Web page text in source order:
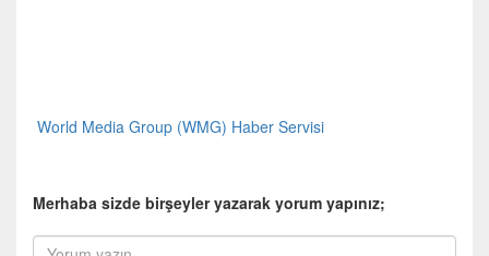
World Media Group (WMG) Haber Servisi
Merhaba sizde birşeyler yazarak yorum yapınız;